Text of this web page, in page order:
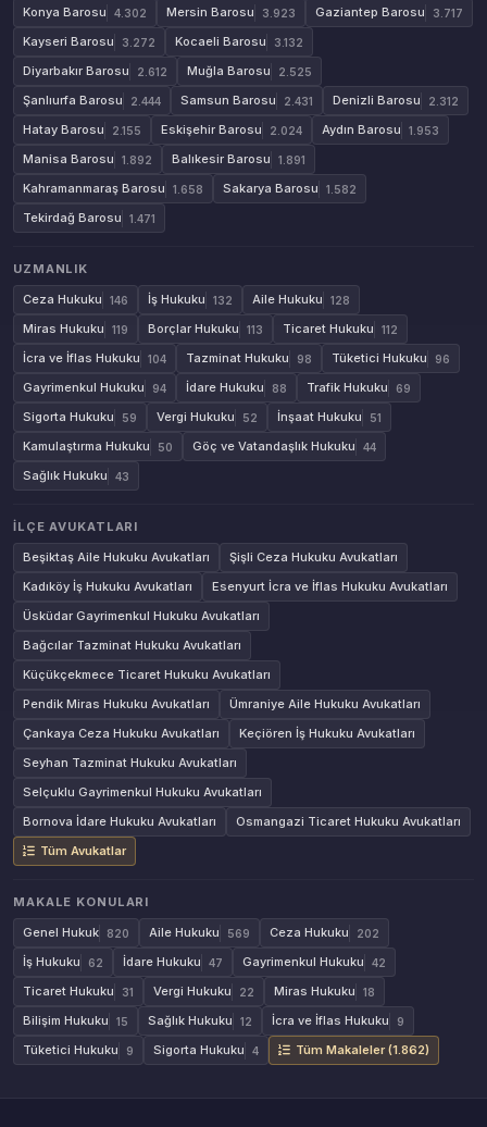
Konya Barosu 4.302 Mersin Barosu 3.923 Gaziantep Barosu 3.717
Kayseri Barosu 3.272 Kocaeli Barosu 3.132
Diyarbakır Barosu 2.612 Muğla Barosu 2.525
Şanlıurfa Barosu 2.444 Samsun Barosu 2.431 Denizli Barosu 2.312
Hatay Barosu 2.155 Eskişehir Barosu 2.024 Aydın Barosu 1.953
Manisa Barosu 1.892 Balıkesir Barosu 1.891
Kahramanmaraş Barosu 1.658 Sakarya Barosu 1.582
Tekirdağ Barosu 1.471
UZMANLIK
Ceza Hukuku
146 İş Hukuku 132 Aile Hukuku 128
Miras Hukuku 119 Borçlar Hukuku 113 Ticaret Hukuku 112
İcra ve İflas Hukuku 104 Tazminat Hukuku 98 Tüketici Hukuku 96
Gayrimenkul Hukuku 94 İdare Hukuku 88 Trafik Hukuku 69
Sigorta Hukuku 59 Vergi Hukuku 52 İnşaat Hukuku 51
Kamulaştırma Hukuku 50 Göç ve Vatandaşlık Hukuku 44
Sağlık Hukuku 43
İLÇE AVUKATLARI
Beşiktaş Aile Hukuku Avukatları
Şişli Ceza Hukuku Avukatları
Kadıköy İş Hukuku Avukatları
Esenyurt İcra ve İflas Hukuku Avukatları
Üsküdar Gayrimenkul Hukuku Avukatları
Bağcılar Tazminat Hukuku Avukatları
Küçükçekmece Ticaret Hukuku Avukatları
Pendik Miras Hukuku Avukatları
Ümraniye Aile Hukuku Avukatları
Çankaya Ceza Hukuku Avukatları
Keçiören İş Hukuku Avukatları
Seyhan Tazminat Hukuku Avukatları
Selçuklu Gayrimenkul Hukuku Avukatları
Bornova İdare Hukuku Avukatları
Osmangazi Ticaret Hukuku Avukatları
Tüm Avukatlar
MAKALE KONULARI
Genel Hukuk
820 Aile Hukuku 569 Ceza Hukuku 202
İş Hukuku 62 İdare Hukuku 47 Gayrimenkul Hukuku 42
Ticaret Hukuku 31 Vergi Hukuku 22 Miras Hukuku 18
Bilişim Hukuku 15 Sağlık Hukuku 12 İcra ve İflas Hukuku 9
Tüketici Hukuku 9 Sigorta Hukuku 4 Tüm Makaleler (1.862)